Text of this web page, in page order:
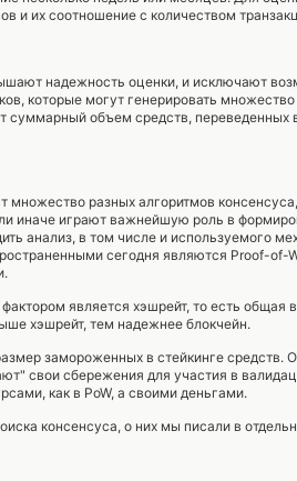
и их соотношение с количеством
надежность оценки, и исключают
которые могут генерировать
объем средств, переведенных
разных алгоритмов
иначе играют важнейшую роль в
анализ, в том числе и используемого
сегодня являются Proof-of-
является хэшрейт, то есть общая
хэшрейт, тем надежнее блокчейн.
замороженных в стейкинге средств.
свои сбережения для участия в
как в PoW, а своими деньгами.
консенсуса, о них мы писали в